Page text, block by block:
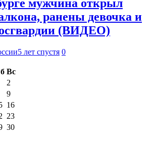
мужчина открыл
ранены девочка и
(ВИДЕО)
5 лет спустя 0
Вс
2
9
16
23
30